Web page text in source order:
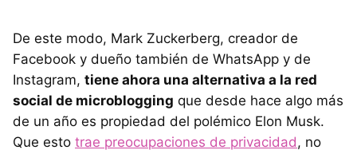
De este modo, Mark Zuckerberg, creador de
Facebook y dueño también de WhatsApp y de
Instagram, tiene ahora una alternativa a la red
social de microblogging que desde hace algo más
de un año es propiedad del polémico Elon Musk.
Que esto trae preocupaciones de privacidad, no